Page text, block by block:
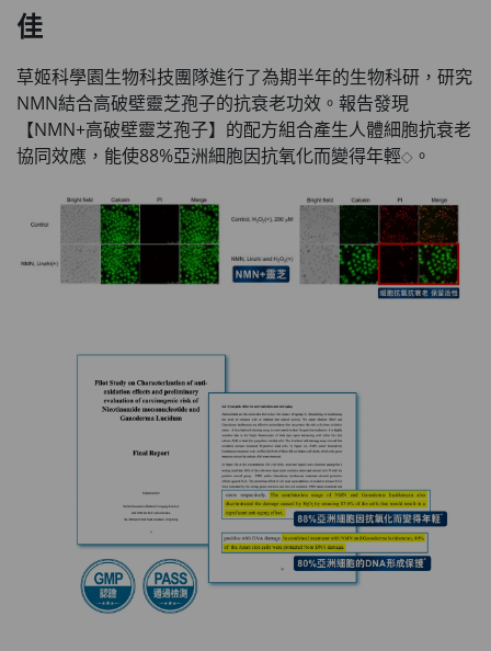
佳
草姬科學園生物科技團隊進行了為期半年的生物科研，研究
NMN結合高破壁靈芝孢子的抗衰老功效。報告發現
【NMN+高破壁靈芝孢子】的配方組合產生人體細胞抗衰老
協同效應，能使88%亞洲細胞因抗氧化而變得年輕◇ 。